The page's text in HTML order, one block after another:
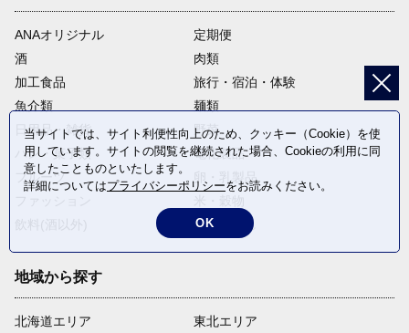
ANAオリジナル
定期便
酒
肉類
加工食品
旅行・宿泊・体験
魚介類
麺類
日用品・雑貨
野菜
パン・菓子類
電化製品
フルーツ
卵・乳製品
返礼品なし
地域から探す
北海道エリア
東北エリア
当サイトでは、サイト利便性向上のため、クッキー（Cookie）を使
用しています。サイトの閲覧を継続された場合、Cookieの利用に同
意したことものといたします。
詳細についてはプライバシーポリシーをお読みください。
OK